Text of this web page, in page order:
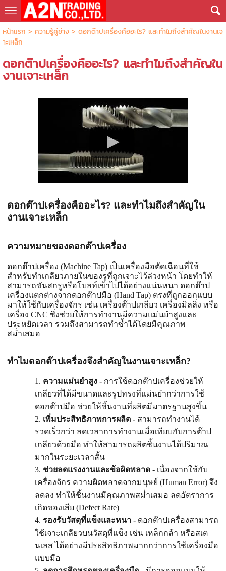
หน้าแรก > ความรู้คู่ช่าง> ดอกต๊าปเครื่องคืออะไร? และทำไมถึงสำคัญในงานเจ
าะเหล็ก
ดอกต๊าปเครื่องคืออะไร? และทำไมถึงสำคัญใน
งานเจาะเหล็ก
ดอกต๊าปเครื่องคืออะไร? และทำไมถึงสำคัญใน
งานเจาะเหล็ก
ความหมายของดอกต๊าปเครื่อง
ดอกต๊าปเครื่อง (Machine Tap) เป็นเครื่องมือตัดเฉือนที่ใช้
สำหรับทำเกลียวภายในของรูที่ถูกเจาะไว้ล่วงหน้า โดยทำให้
สามารถขันสกรูหรือโบลท์เข้าไปได้อย่างแน่นหนา ดอกต๊าป
เครื่องแตกต่างจากดอกต๊าปมือ (Hand Tap) ตรงที่ถูกออกแบบ
มาให้ใช้กับเครื่องจักร เช่น เครื่องต๊าปเกลียว เครื่องมิลลิ่ง หรือ
เครื่อง CNC ซึ่งช่วยให้การทำงานมีความแม่นยำสูงและ
ประหยัดเวลา รวมถึงสามารถทำซ้ำได้โดยมีคุณภาพ
สม่ำเสมอ
ทำไมดอกต๊าปเครื่องจึงสำคัญในงานเจาะเหล็ก?
ความแม่นยำสูง - การใช้ดอกต๊าปเครื่องช่วยให้
เกลียวที่ได้มีขนาดและรูปทรงที่แม่นยำกว่าการใช้
ดอกต๊าปมือ ช่วยให้ชิ้นงานที่ผลิตมีมาตรฐานสูงขึ้น
เพิ่มประสิทธิภาพการผลิต - สามารถทำงานได้
รวดเร็วกว่า ลดเวลาการทำงานเมื่อเทียบกับการต๊าป
เกลียวด้วยมือ ทำให้สามารถผลิตชิ้นงานได้ปริมาณ
มากในระยะเวลาสั้น
ช่วยลดแรงงานและข้อผิดพลาด - เนื่องจากใช้กับ
เครื่องจักร ความผิดพลาดจากมนุษย์ (Human Error) จึง
ลดลง ทำให้ชิ้นงานมีคุณภาพสม่ำเสมอ ลดอัตราการ
เกิดของเสีย (Defect Rate)
รองรับวัสดุที่แข็งและหนา - ดอกต๊าปเครื่องสามารถ
ใช้เจาะเกลียวบนวัสดุที่แข็ง เช่น เหล็กกล้า หรือสเต
นเลส ได้อย่างมีประสิทธิภาพมากกว่าการใช้เครื่องมือ
แบบมือ